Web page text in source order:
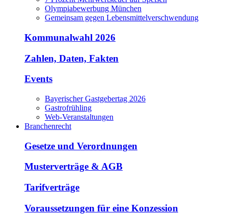
Olympiabewerbung München
Gemeinsam gegen Lebensmittelverschwendung
Kommunalwahl 2026
Zahlen, Daten, Fakten
Events
Bayerischer Gastgebertag 2026
Gastrofrühling
Web-Veranstaltungen
Branchenrecht
Gesetze und Verordnungen
Musterverträge & AGB
Tarifverträge
Voraussetzungen für eine Konzession